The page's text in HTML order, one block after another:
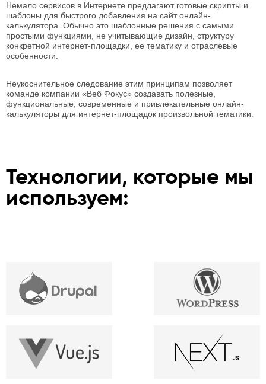
Немало сервисов в Интернете предлагают готовые скрипты и
шаблоны для быстрого добавления на сайт онлайн-
калькулятора. Обычно это шаблонные решения с самыми
простыми функциями, не учитывающие дизайн, структуру
конкретной интернет-площадки, ее тематику и отраслевые
особенности.
Неукоснительное следование этим принципам позволяет
команде компании «Веб Фокус» создавать полезные,
функциональные, современные и привлекательные онлайн-
калькуляторы для интернет-площадок произвольной тематики.
Технологии, которые мы
используем: